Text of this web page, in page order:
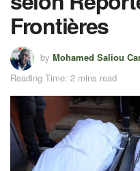
Frontières
by Mohamed Saliou
Reading Time: 2 mins read